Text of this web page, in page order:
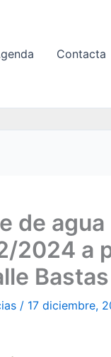
Contacta
de
2024 a
/ 17 diciembre,